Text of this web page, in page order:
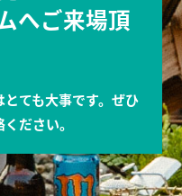
へご来場頂
ても大事です。ぜひ
ださい。